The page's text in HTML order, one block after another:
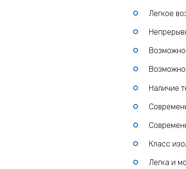
Легкое
Наличие
Класс
Легка и